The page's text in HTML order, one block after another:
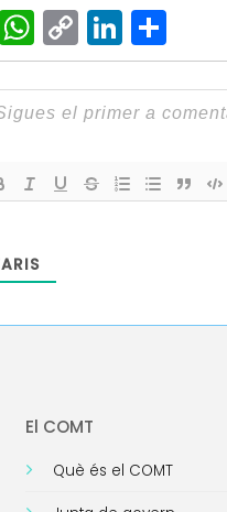
WhatsApp
Copy
Link
El COMT
Què és el COMT